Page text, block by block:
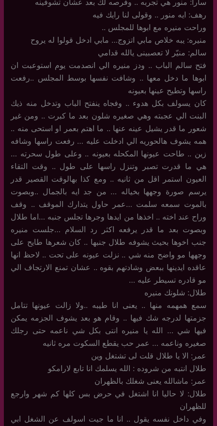
سارا: منور هي تجربه .. وفرصه لك بعد عشان تشوفينه
رهف: ايه منور .. وقولى لنا رايك فيه
وراحت منيره مع ابوها للمجلس ..
منيره: يبه خلاص مابي اتزوج… مابي ادخل قولوا له يروح
سالم: منيّر لا تعصبينى يالله قدامي
فتح سالم الباب .. ودز منيره الي انصدمت يوم استوعبت ان
ابوها ما دخل معها .. وشافت نفسها بوسط المجلس ..رفعت
راسها وتطيح عينها بعيونه
كان يسولف بكل هدوء .. وفجاه ينفتح الباب وتدخل منه ذيك
البنت الي عجبته وهي صغيره شلون بعد ما كبرت .. ومن غير
شعور ما قدر يشيل عينه عنها .. ما اهتم بعمر او استحى منه ..
همه يشوف هالحوريه الي ادخلت عليه … رفعت راسها وشافه
زين .. طاحت عيونها المكحله بعيونه .. وعلى طول سحرته …
هي ما قدرت تصبر وتنزل راسها على طول .. وقت التقاء
العيون استمر اقل من ثانيه .. ومع كذا بهالوقت القصير قدر
يرسم صورة وجهها بخياله … من جد ايه بالجمال ..وبصوت
بالموت سمعه سلمت …عمر حاول يتدارك الموقف .. وقف
وراح عند اخته .. اخذها من ايدها وجرها تجلس جنبه …اما طلال
وبصوت بعد ما قدر يرفعه اكثر رد السلام …جلست منيره
جنب اخوها بحيث يشوفه طلال جنبها .. كان شعرها طايح على
وجهها مو واضح منه شي .. نزلت عيونه على تحت .. لاحظ انها
عاقده ايدينها ببعض وشادتهم بقوه .. عشان تمنع الارتجاف الي
مو قادره تسيطر عليه …
طلال: شلونك منيره
سمع همهمه منها .. يعنى انا طيبه ..ولا زالت عيونها تتامل
جزمتها لدرجه شك فيها .. وقام هو بعد يشوف الجزمه يمكن
فيها شي … الله يا منيره انتى بكل شي ناعمه حتى رجلك
صغيره وناعمه … عمر حب يقطع السكوت مره ثانيه
عمر: الا يا طلال قلت لى تشتغل وين
طلال انتبه من شروده : الله يسلمك انا تابع لارامكو
عمر: ماشالله يعنى شغلك بالظهران
طلال: لا حاليا انا اشتغل في حرض بس كلها كم شهر وارجع
للظهران
وفي داخل نفسه يقول .. انا ما جيت اسولف عن الشغل ابي